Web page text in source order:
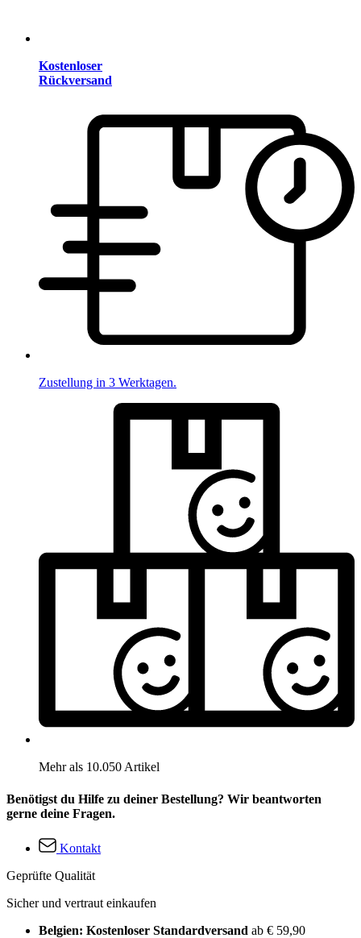
Kostenloser
Rückversand
Zustellung in 3 Werktagen.
Mehr als 10.050 Artikel
Benötigst du Hilfe zu deiner Bestellung? Wir beantworten
gerne deine Fragen.
Kontakt
Geprüfte Qualität
Sicher und vertraut einkaufen
Belgien: Kostenloser Standardversand ab € 59,90